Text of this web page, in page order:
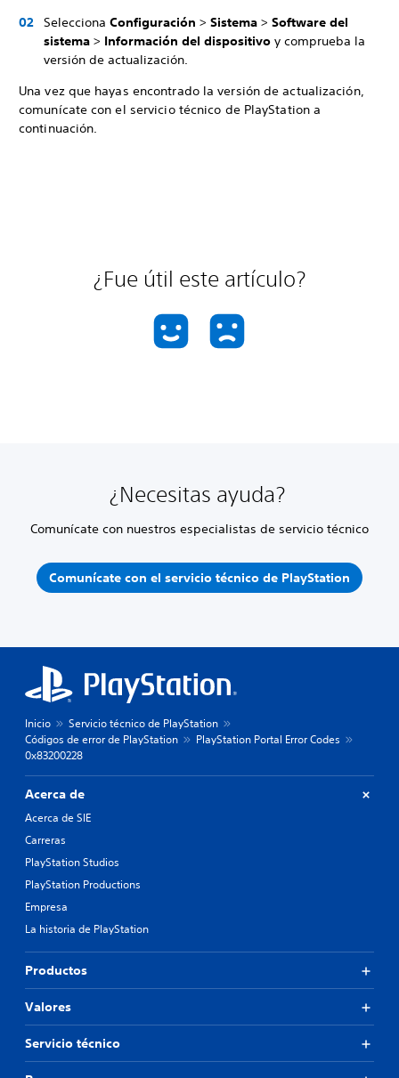
Selecciona Configuración > Sistema > Software del
sistema > Información del dispositivo y comprueba la
versión de actualización.
Una vez que hayas encontrado la versión de actualización,
comunícate con el servicio técnico de PlayStation a
continuación.
¿Fue útil este artículo?
¿Necesitas ayuda?
Comunícate con nuestros especialistas de servicio técnico
Comunícate con el servicio técnico de PlayStation
Inicio
Servicio técnico de PlayStation
Códigos de error de PlayStation
PlayStation Portal Error Codes
0x83200228
Acerca de
Acerca de SIE
Carreras
PlayStation Studios
PlayStation Productions
Empresa
La historia de PlayStation
Productos
Valores
Servicio técnico